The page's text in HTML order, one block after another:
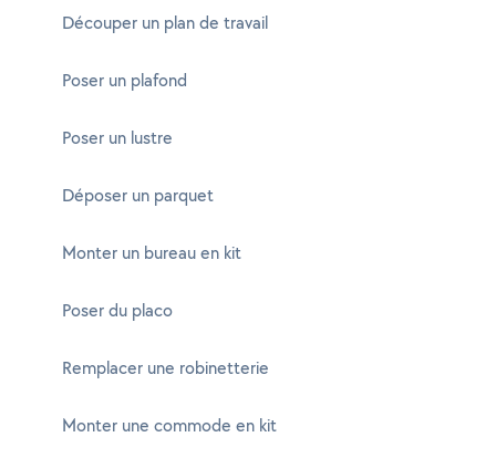
Découper un plan de travail
Poser un plafond
Poser un lustre
Déposer un parquet
Monter un bureau en kit
Poser du placo
Remplacer une robinetterie
Monter une commode en kit